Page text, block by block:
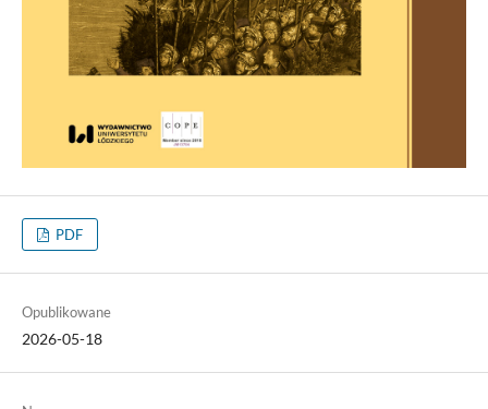
PDF
Opublikowane
2026-05-18